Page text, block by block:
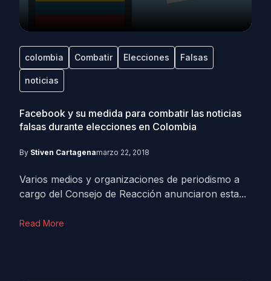
colombia Combatir Elecciones Falsas
noticias
Facebook y su medida para combatir las noticias
falsas durante elecciones en Colombia
By Stiven Cartagenamarzo 22, 2018
Varios medios y organizaciones de periodismo a
cargo del Consejo de Reacción anunciaron esta...
Read More